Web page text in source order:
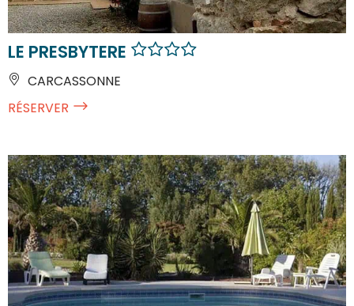
LE PRESBYTERE
CARCASSONNE
RÉSERVER